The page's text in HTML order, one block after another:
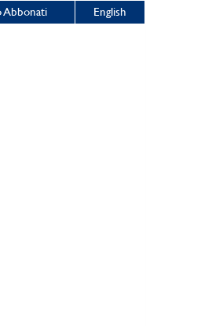
Abbonati English